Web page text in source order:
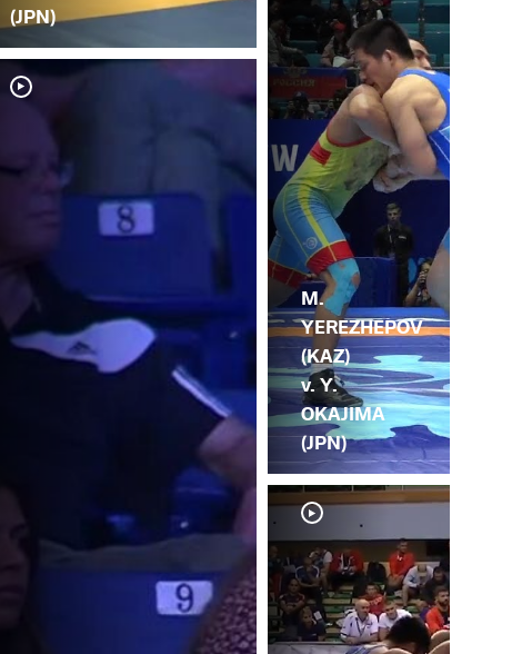
(JPN)
M.
YEREZHEPOV
(KAZ)
v. Y.
OKAJIMA
(JPN)